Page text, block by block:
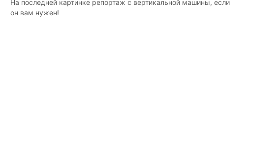
На последней картинке репортаж с вертикальной машины, если
он вам нужен!